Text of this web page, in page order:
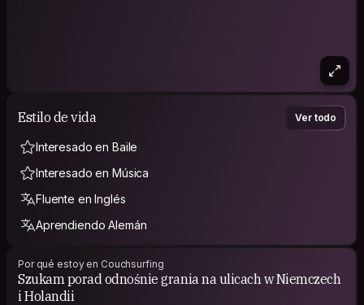
Estilo de vida Ver todo
Interesado en Baile
Interesado en Música
Fluente en Inglés
Aprendiendo Alemán
Por qué estoy en Couchsurfing
Szukam porad odnośnie grania na ulicach w Niemczech
i Holandii